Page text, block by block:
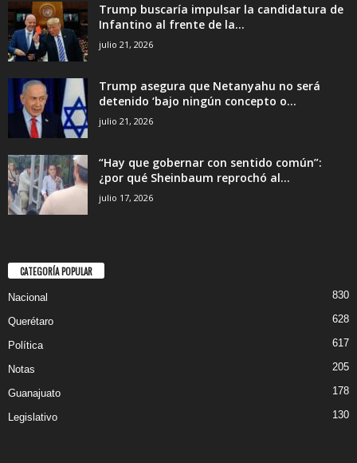
Trump buscaría impulsar la candidatura de
Infantino al frente de la...
julio 21, 2026
Trump asegura que Netanyahu no será
detenido ‘bajo ningún concepto o...
julio 21, 2026
“Hay que gobernar con sentido común”:
¿por qué Sheinbaum reprochó al...
julio 17, 2026
CATEGORÍA POPULAR
Nacional 830
Querétaro 628
Política 617
Notas 205
Guanajuato 178
Legislativo 130